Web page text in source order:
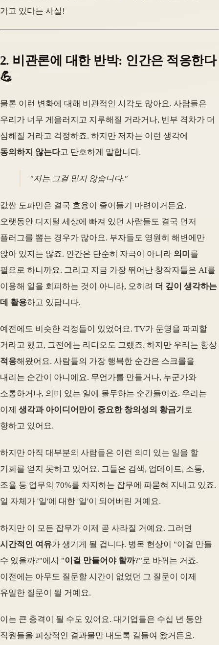
가고 있다는 사실!
2. 비관론에 대한 반박: 인간은 적응한다
💪
물론 이런 변화에 대해 비관적인 시각도 많아요. 사람들은
우리가 너무 게을러지고 지루해질 거라거나, 빈부 격차가 더
심해질 거라고 걱정하죠. 하지만 저자는 이런 생각에
동의하지 않는다고 단호하게 말합니다.
"저는 그걸 믿지 않습니다."
값싼 도파민은 결국 효용이 줄어들기 마련이거든요.
오랫동안 디지털 세상에 빠져 있던 사람들도 결국 먼저
플러그를 뽑는 경우가 많아요. 부자들도 영원히 해변에만
앉아 있지는 않죠. 인간은 단순히 자극이 아니라 의미 를
필요로 하니까요. 그리고 지금 가장 뛰어난 창작자들은 AI를
이용해 일을 회피하는 것이 아니라, 오히려 더 깊이 생각하는
데 활용하고 있답니다.
예전에도 비슷한 걱정들이 있었어요. TV가 문명을 파괴할
거라고 했고, 그전에는 라디오도 그랬죠. 하지만 우리는 항상
적응해왔어요. 사람들의 가장 행복한 순간은 스크롤을
내리는 순간이 아니에요. 무언가를 만들거나, 누군가와
소통하거나, 의미 있는 일에 몰두하는 순간들이죠. 우리는
이제 생각과 아이디어만이 중요한 창의성의 황금기 로
향하고 있어요.
하지만 아직 대부분의 사람들은 이런 의미 있는 일을 할
기회를 얻지 못하고 있어요. 그들은 검색, 업데이트, 소통,
조율 등 업무의 70%를 차지하는 잡무에 파묻혀 지내고 있죠.
일 자체가 '일'에 대한 '일'이 되어버린 거예요.
하지만 이 모든 잡무가 이제 곧 사라질 거예요. 그러면
시간적인 여유가 생기게 될 겁니다. 병목 현상이 "이걸 만들
수 있을까?"에서 "이걸 만들어야 할까?"로 바뀌는 거죠.
이전에는 아무도 질문할 시간이 없었던 그 질문이 이제
유일한 질문이 될 거예요.
이는 큰 충격이 될 수도 있어요. 대기업들은 수십 년 동안
직원들을 피상적인 결과물만 내도록 길들여 왔거든요.